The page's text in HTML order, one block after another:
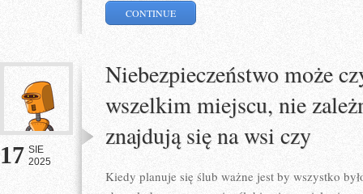
CONTINUE
17 SIE
2025
Niebezpieczeństwo może
wszelkim miejscu, nie
znajdują się na wsi czy
Kiedy planuje się ślub ważne jest by wszystko